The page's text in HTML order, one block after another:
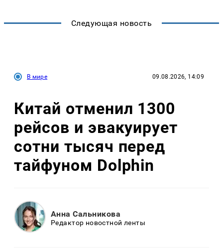
Следующая новость
В мире 09.08.2026, 14:09
Китай отменил 1300
рейсов и эвакуирует
сотни тысяч перед
тайфуном Dolphin
Анна Сальникова
Редактор новостной ленты